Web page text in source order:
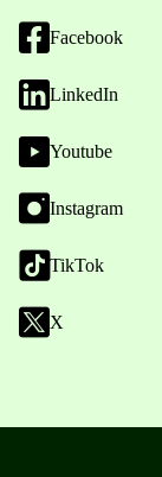
Facebook
LinkedIn
Youtube
Instagram
TikTok
X